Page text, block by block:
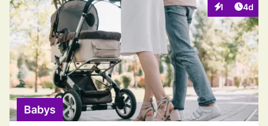
1
Interaktionen
4d
Babys